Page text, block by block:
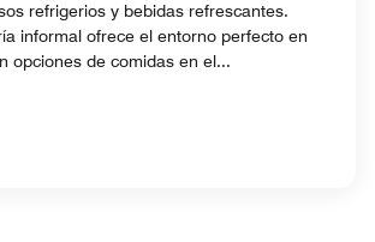
refrigerios y bebidas refrescantes.
informal ofrece el entorno perfecto en
opciones de comidas en el...